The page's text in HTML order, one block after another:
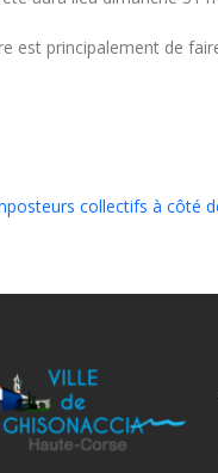
est principalement de
collectifs à côté